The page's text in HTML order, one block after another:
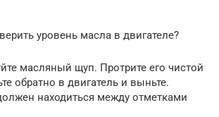
уровень масла в двигателе?
масляный щуп. Протрите его чистой
обратно в двигатель и выньте.
находиться между отметками